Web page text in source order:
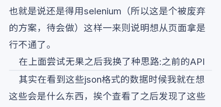
也就是说还是得用selenium（所以这是个被废弃
的方案，待会做）这样一来则说明想从页面拿是
行不通了。
在上面尝试无果之后我换了种思路:之前的API
其实在看到这些json格式的数据时候我就在想
这些会是什么东西，挨个查看了之后发现了这些